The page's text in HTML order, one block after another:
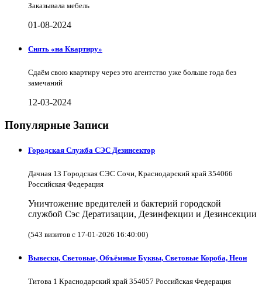
Заказывала мебель
01-08-2024
Снять «на Квартиру»
Сдаём свою квартиру через это агентство уже больше года без
замечаний
12-03-2024
Популярные Записи
Городская Служба СЭС Дезинсектор
Дачная 13 Городская СЭС Сочи, Краснодарский край 354066
Российская Федерация
Уничтожение вредителей и бактерий городской
службой Сэс Дератизации, Дезинфекции и Дезинсекции
(543 визитов с 17-01-2026 16:40:00)
Вывески, Световые, Объёмные Буквы, Световые Короба, Неон
Титова 1 Краснодарский край 354057 Российская Федерация